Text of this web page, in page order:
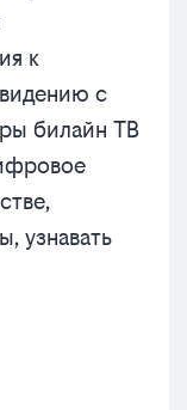
к
с
билайн ТВ
узнавать